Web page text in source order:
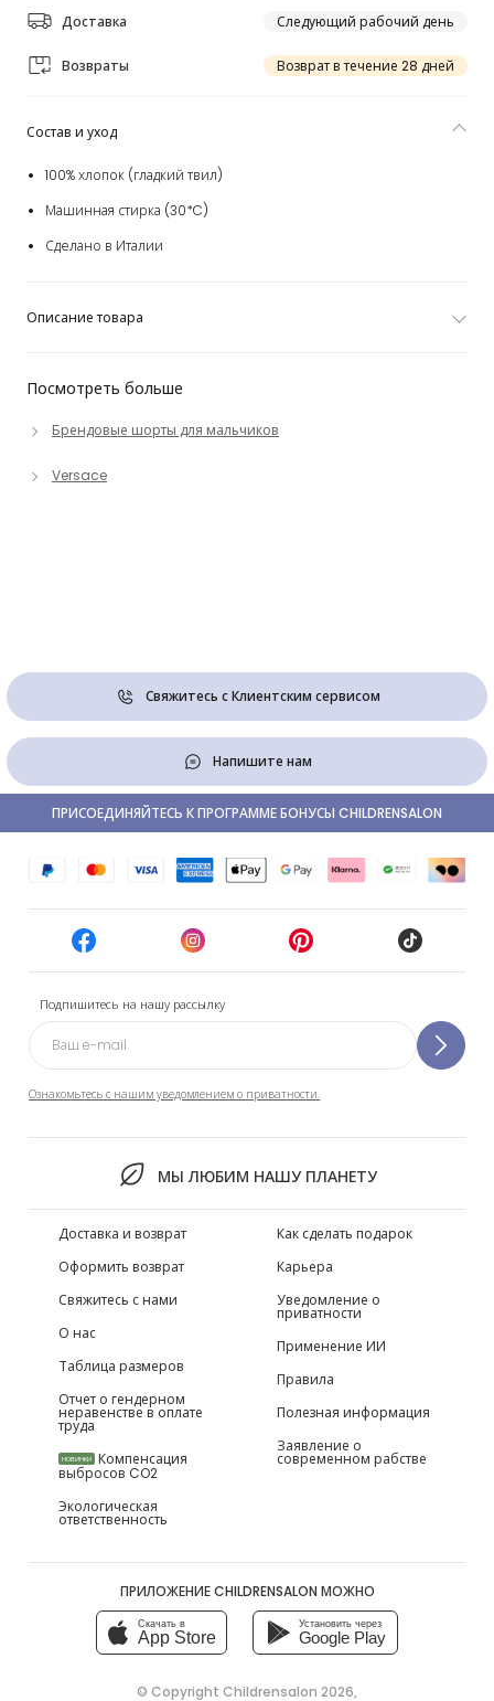
Доставка Следующий рабочий день
Возвраты Возврат в течение 28 дней
Посмотреть больше
Брендовые шорты для мальчиков
Versace
Состав и уход
100% хлопок (гладкий твил)
Машинная стирка (30*C)
Сделано в Италии
Описание товара
Свяжитесь с Клиентским сервисом
Напишите нам
Подпишитесь на нашу рассылку
Ознакомьтесь с нашим уведомлением о приватности.
МЫ ЛЮБИМ НАШУ ПЛАНЕТУ
ПРИСОЕДИНЯЙТЕСЬ К ПРОГРАММЕ БОНУСЫ CHILDRENSALON
Доставка и возврат
Оформить возврат
Свяжитесь с нами
О нас
Таблица размеров
Отчет о гендерном
неравенстве в оплате
труда
НОВИНКИ Компенсация
выбросов CO2
Экологическая
ответственность
Как сделать подарок
Карьера
Уведомление о
приватности
Применение ИИ
Правила
Полезная информация
Заявление о
современном рабстве
ПРИЛОЖЕНИЕ CHILDRENSALON МОЖНО
Скачать в
App Store
Установить через
Google Play
© Copyright Childrensalon 2026,